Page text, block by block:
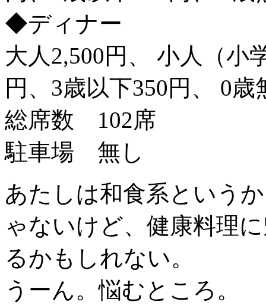
◆ディナー
大人2,500円、 小人（小
円、3歳以下350円、 0歳
総席数 102席
駐車場 無し
あたしは和食系という
ゃないけど、健康料理
るかもしれない。
うーん。悩むところ。